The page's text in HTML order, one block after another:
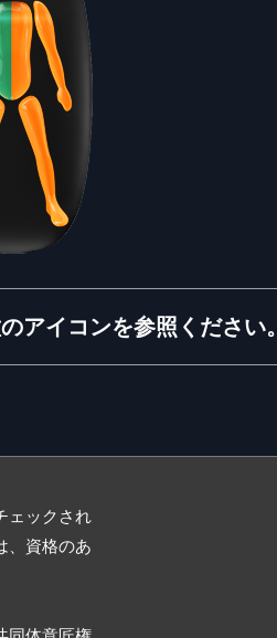
アイコンを参照ください。
ェックされ
、資格のあ